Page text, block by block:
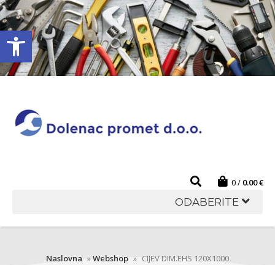
Open toolbar
0 0.00€
ODABERITE
Naslovna »Webshop » CIJEV DIM.EHS 120X1000